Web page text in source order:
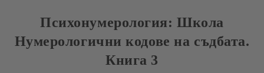
Психонумерология: Школа
Нумерологични кодове на съдбата.
Книга 3